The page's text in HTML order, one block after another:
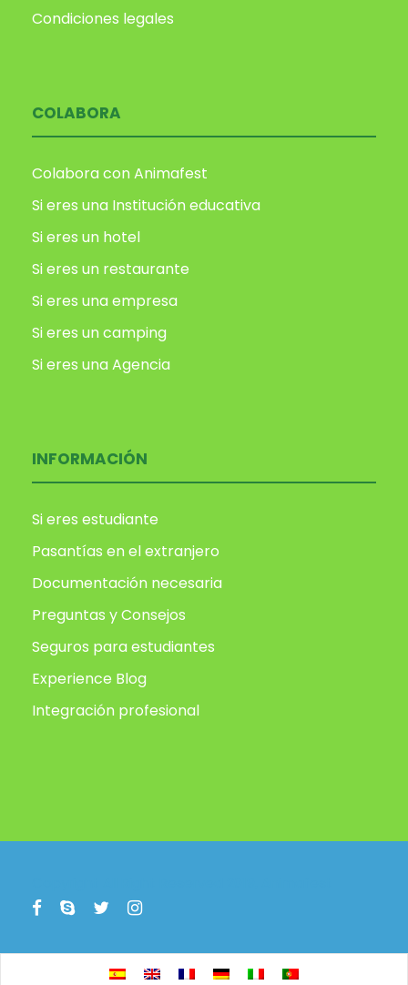
Condiciones legales
COLABORA
Colabora con Animafest
Si eres una Institución educativa
Si eres un hotel
Si eres un restaurante
Si eres una empresa
Si eres un camping
Si eres una Agencia
INFORMACIÓN
Si eres estudiante
Pasantías en el extranjero
Documentación necesaria
Preguntas y Consejos
Seguros para estudiantes
Experience Blog
Integración profesional